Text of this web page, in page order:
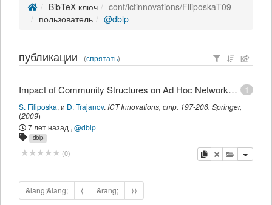
BibTeX-ключ
conf/ictinnovations/FiliposkaT09
пользователь
@dblp
публикации (спрятать)
1
Impact of Community Structures on Ad Hoc Networks Performances.
S. Filiposka, и D. Trajanov. ICT Innovations, стр. 197-206. Springer,
(2009)
7 лет назад , @dblp
dblp
(0) копировать
удалитьдобавить
&lang;&lang; ⟨ &rang; ⟩⟩